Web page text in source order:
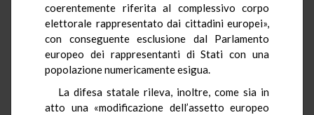
coerentemente riferita al complessivo corpo
elettorale rappresentato dai cittadini europei»,
con conseguente esclusione dal Parlamento
europeo dei rappresentanti di Stati con una
popolazione numericamente esigua.
La difesa statale rileva, inoltre, come sia in
atto una «modificazione dell’assetto europeo